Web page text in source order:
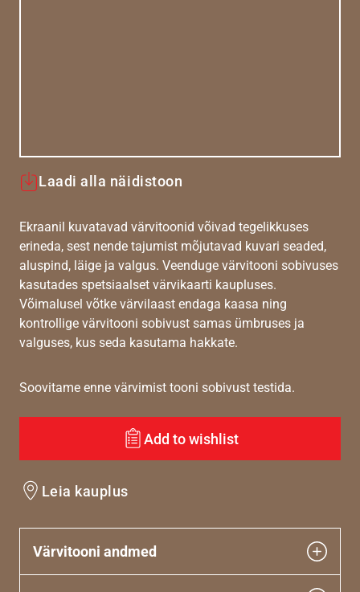
Laadi alla näidistoon
Ekraanil kuvatavad värvitoonid võivad tegelikkuses
erineda, sest nende tajumist mõjutavad kuvari seaded,
aluspind, läige ja valgus. Veenduge värvitooni sobivuses
kasutades spetsiaalset värvikaarti kaupluses.
Võimalusel võtke värvilaast endaga kaasa ning
kontrollige värvitooni sobivust samas ümbruses ja
valguses, kus seda kasutama hakkate.
Soovitame enne värvimist tooni sobivust testida.
Add to wishlist
Leia kauplus
Värvitooni andmed